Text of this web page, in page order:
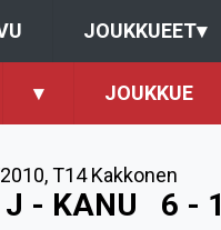
JOUKKUEET▾
▾ JOUKKUE
,T14 Kakkonen
J - KANU 6 - 1